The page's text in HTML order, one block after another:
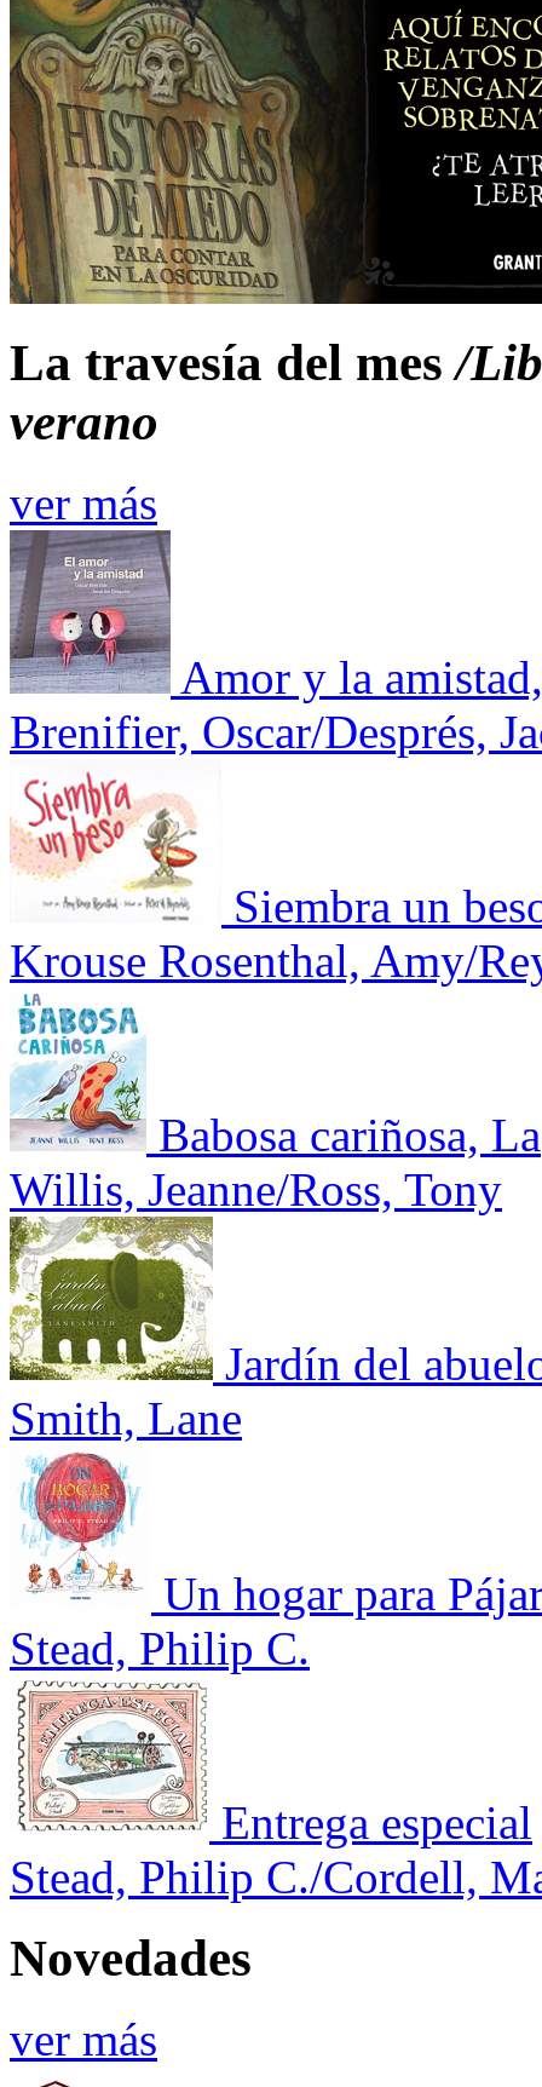
La travesía del mes/
verano
ver más
Amor y la
Brenifier, Oscar/Després,
Siembra un
Krouse Rosenthal, Amy/
Babosa cariñosa, La
Willis, Jeanne/Ross, Tony
Jardín del
Smith, Lane
Un hogar para
Stead, Philip C.
Entrega especial
Stead, Philip C./Cordell,
Novedades
ver más